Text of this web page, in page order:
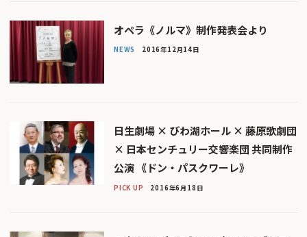
オペラ《ノルマ》制作発表会より
NEWS 2016年12月14日
日生劇場 × びわ湖ホール × 藤原歌劇団
× 日本センチュリー交響楽団 共同制作
公演 《ドン・パスクワーレ》
PICK UP 2016年6月18日